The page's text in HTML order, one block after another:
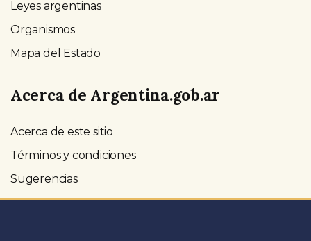
Leyes argentinas
Organismos
Mapa del Estado
Acerca de Argentina.gob.ar
Acerca de este sitio
Términos y condiciones
Sugerencias